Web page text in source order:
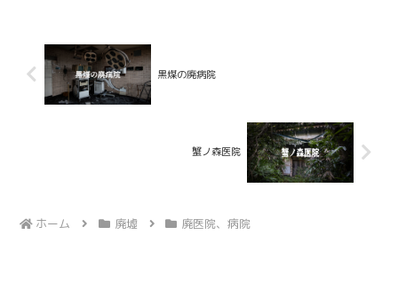
黒煤の廃病院
蟹ノ森医院
ホーム 廃墟 廃医院、病院